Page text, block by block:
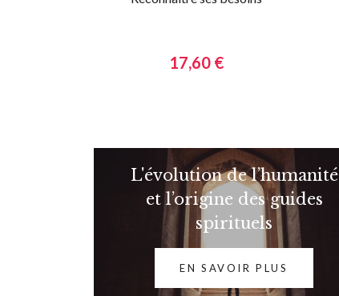
17,60 €
L'évolution de l’humanité
et l’origine des guides
spirituels
EN SAVOIR PLUS